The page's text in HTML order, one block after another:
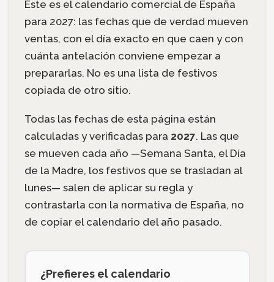
Este es el calendario comercial de España
para 2027: las fechas que de verdad mueven
ventas, con el día exacto en que caen y con
cuánta antelación conviene empezar a
prepararlas. No es una lista de festivos
copiada de otro sitio.
Todas las fechas de esta página están
calculadas y verificadas para 2027. Las que
se mueven cada año —Semana Santa, el Día
de la Madre, los festivos que se trasladan al
lunes— salen de aplicar su regla y
contrastarla con la normativa de España, no
de copiar el calendario del año pasado.
¿Prefieres el calendario